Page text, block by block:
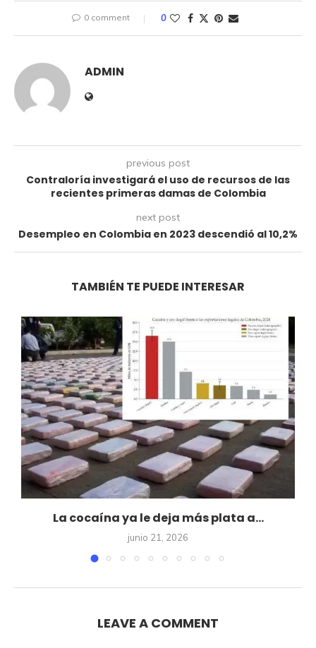
0 comment 0
ADMIN
previous post
Contraloría investigará el uso de recursos de las
recientes primeras damas de Colombia
next post
Desempleo en Colombia en 2023 descendió al 10,2%
TAMBIÉN TE PUEDE INTERESAR
La cocaína ya le deja más plata a...
junio 21, 2026
LEAVE A COMMENT